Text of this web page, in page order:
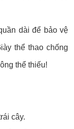
dài để bảo vệ
thể thao chống
thể thiếu!
cây.